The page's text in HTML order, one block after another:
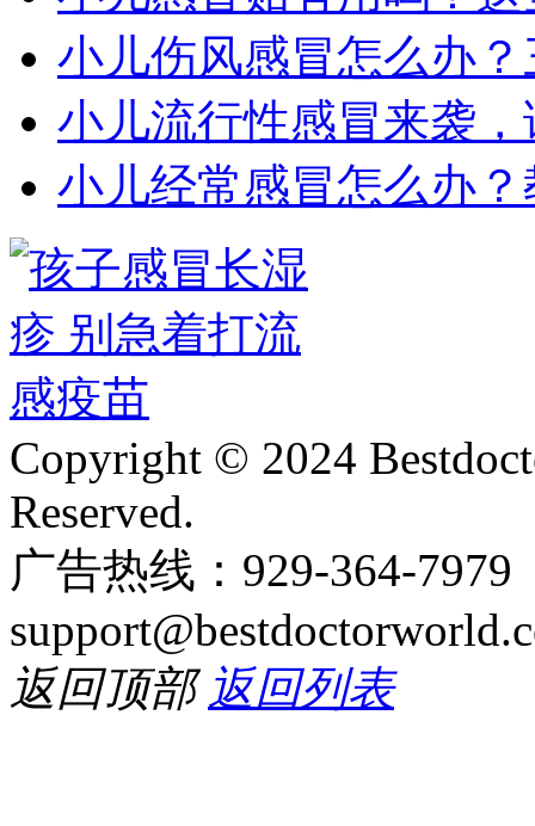
小儿伤风感冒怎么办
小儿流行性感冒来袭
小儿经常感冒怎么办
Copyright © 2024
Reserved.
广告热线：929-364-
返回顶部 返回列表